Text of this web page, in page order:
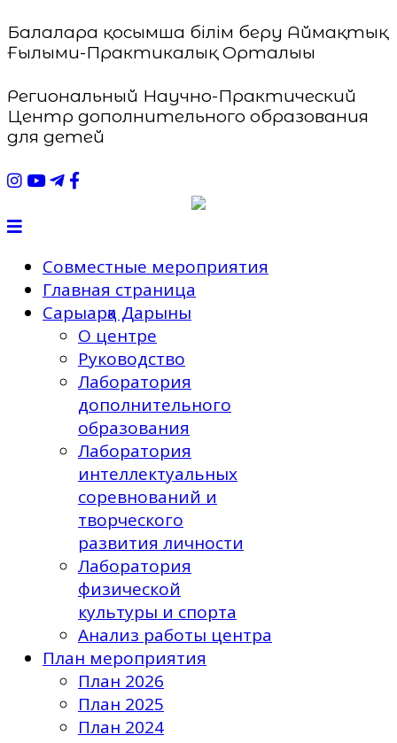
Балаларға қосымша білім беру Аймақтық
Ғылыми-Практикалық Орталығы
Региональный Научно-Практический
Центр дополнительного образования
для детей
Совместные мероприятия
Главная страница
Сарыарқа Дарыны
О центре
Руководство
Лаборатория
дополнительного
образования
Лаборатория
интеллектуальных
соревнований и
творческого
развития личности
Лаборатория
физической
культуры и спорта
Анализ работы центра
План мероприятия
План 2026
План 2025
План 2024